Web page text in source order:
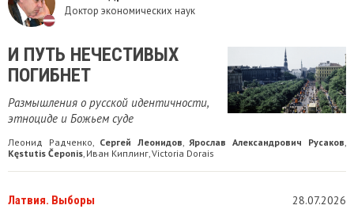
Доктор экономических наук
И ПУТЬ НЕЧЕСТИВЫХ
ПОГИБНЕТ
Размышления о русской идентичности,
этноциде и Божьем суде
Леонид Радченко, Сергей Леонидов,Ярослав Александрович Русаков,
Kęstutis Čeponis, Иван Киплинг,Victoria Dorais
Латвия. Выборы 28.07.2026